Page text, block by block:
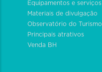
Equipamentos e serviços
Materiais de divulgação
Observatório do Turismo
Principais atrativos
Venda BH